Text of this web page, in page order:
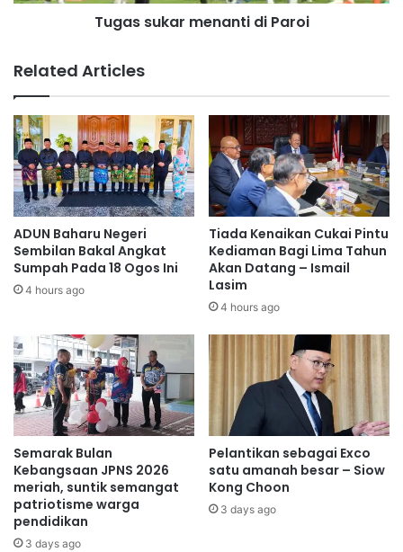
n
s
u
k
a
n
b
e
r
m
a
s
a
h
:
M
U
S
T
A
P
H
A
n
a
n
t
i
d
i
P
a
r
o
i
Tugas sukar menanti di Paroi
Related Articles
ADUN Baharu Negeri
Sembilan Bakal Angkat
Sumpah Pada 18 Ogos Ini
4 hours ago
Tiada Kenaikan Cukai Pintu
Kediaman Bagi Lima Tahun
Akan Datang – Ismail
Lasim
4 hours ago
Semarak Bulan
Kebangsaan JPNS 2026
meriah, suntik semangat
patriotisme warga
pendidikan
3 days ago
Pelantikan sebagai Exco
satu amanah besar – Siow
Kong Choon
3 days ago